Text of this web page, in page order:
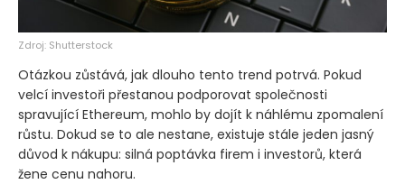
Zdroj: Shutterstock
Otázkou zůstává, jak dlouho tento trend potrvá. Pokud
velcí investoři přestanou podporovat společnosti
spravující Ethereum, mohlo by dojít k náhlému zpomalení
růstu. Dokud se to ale nestane, existuje stále jeden jasný
důvod k nákupu: silná poptávka firem i investorů, která
žene cenu nahoru.